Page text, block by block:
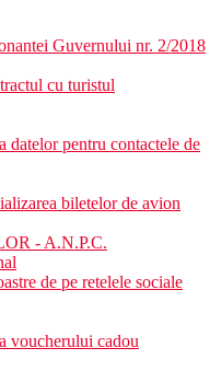
Guvernului nr. 2/2018
cu turistul
pentru contactele de
biletelor de avion
- A.N.P.C.
de pe retelele sociale
voucherului cadou